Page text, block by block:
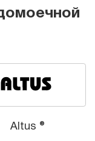
Altus ®